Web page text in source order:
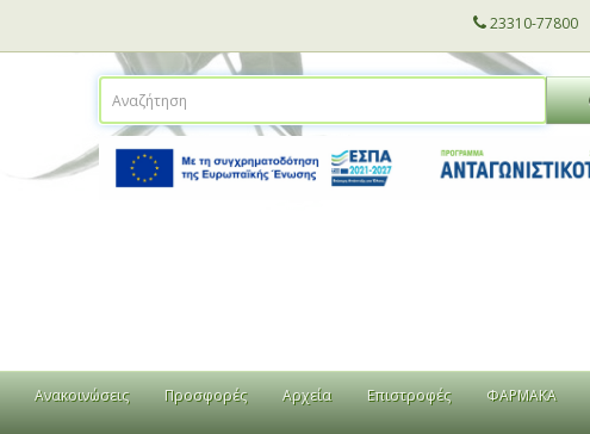
23310-77800
Ανακοινώσεις Προσφορές Αρχεία Επιστροφές ΦΑΡΜΑΚΑ